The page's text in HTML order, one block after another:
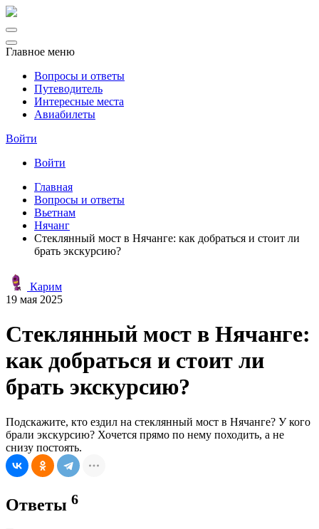
Главное меню
Вопросы и ответы
Путеводитель
Интересные места
Авиабилеты
Войти
Войти
Главная
Вопросы и ответы
Вьетнам
Нячанг
Стеклянный мост в Нячанге: как добраться и стоит ли
брать экскурсию?
Карим
19 мая 2025
Стеклянный мост в Нячанге:
как добраться и стоит ли
брать экскурсию?
Подскажите, кто ездил на стеклянный мост в Нячанге? У кого
брали экскурсию? Хочется прямо по нему походить, а не
снизу постоять.
Ответы 6